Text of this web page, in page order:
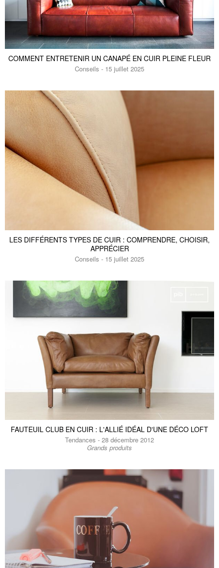
1395 €
795 €
Canapé 3 places en cuir pleine fleur
noisette
Monza
3680 €
Canapé 2 places en cuir pleine fleur
Grand banc scandinave noir
Klitten
1180 €
Table basse en cuir marron
Goldfield
1480 €
Fauteuil en cuir bordeaux
Atsullivan
2480 €
Fauteuil aviateur en cuir camel
Panavia
1380 €1100 € -20%
Fauteuil en cuir noir
Red Baron
1280 €
Canapé 3 places en cuir camel
COMMENT ENTRETENIR UN CANAPÉ EN CUIR PLEINE FLEUR
Conseils - 15 juillet 2025
LES DIFFÉRENTS TYPES DE CUIR : COMPRENDRE, CHOISIR,
APPRÉCIER
Conseils - 15 juillet 2025
FAUTEUIL CLUB EN CUIR : L'ALLIÉ IDÉAL D'UNE DÉCO LOFT
Tendances - 28 décembre 2012
Grands produits